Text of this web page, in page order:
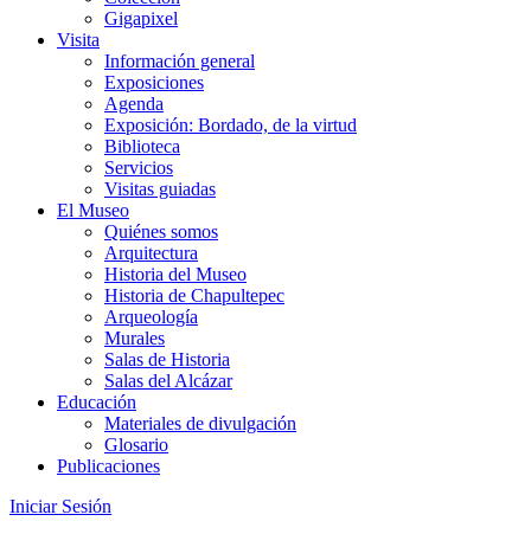
Gigapixel
Visita
Información general
Exposiciones
Agenda
Exposición: Bordado, de la virtud
Biblioteca
Servicios
Visitas guiadas
El Museo
Quiénes somos
Arquitectura
Historia del Museo
Historia de Chapultepec
Arqueología
Murales
Salas de Historia
Salas del Alcázar
Educación
Materiales de divulgación
Glosario
Publicaciones
Iniciar Sesión